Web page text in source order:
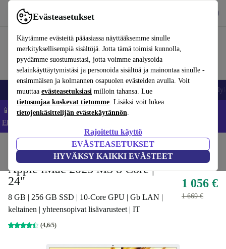
Evästeasetukset
Käytämme evästeitä pääasiassa näyttääksemme sinulle
merkityksellisempiä sisältöjä. Jotta tämä toimisi kunnolla,
pyydämme suostumustasi, jotta voimme analysoida
selainkäyttäytymistäsi ja personoida sisältöä ja mainontaa sinulle -
ensimmäisen ja kolmannen osapuolen evästeiden avulla. Voit
muuttaa evästeasetuksiasi milloin tahansa. Lue
tietosuojaa koskevat tietomme. Lisäksi voit lukea
tietojenkäsittelijän evästekäytännön.
Rajoitettu käyttö
EVÄSTEASETUKSET
HYVÄKSY KAIKKI EVÄSTEET
Käytä refurbed-palvelua nopeasti ja helposti
Matkapuhelimet ja älypuhelimet Kannettavat tietokoneet
📱 Säästä 5 % LISÄÄ iPhoneista – Koodi: IPHONEDEAL –
Ehdot ja säännöt
Pöytätietokoneet Apple Mac
Apple iMac 2023 M3 8 Core |
24"
8 GB | 256 GB SSD | 10-Core GPU | Gb LAN |
keltainen | yhteensopivat lisävarusteet | IT
(4,6/5)
1 056 €
1 669 €